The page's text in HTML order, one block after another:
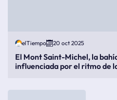
elTiempo 20 oct 2025
El Mont Saint-Michel, la
influenciada por el ritmo de